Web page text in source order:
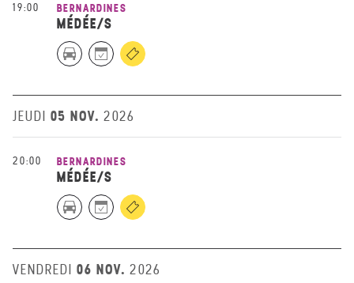
19:00 BERNARDINES
MÉDÉE/S
JEUDI 05 NOV. 2026
20:00 BERNARDINES
MÉDÉE/S
VENDREDI 06 NOV. 2026